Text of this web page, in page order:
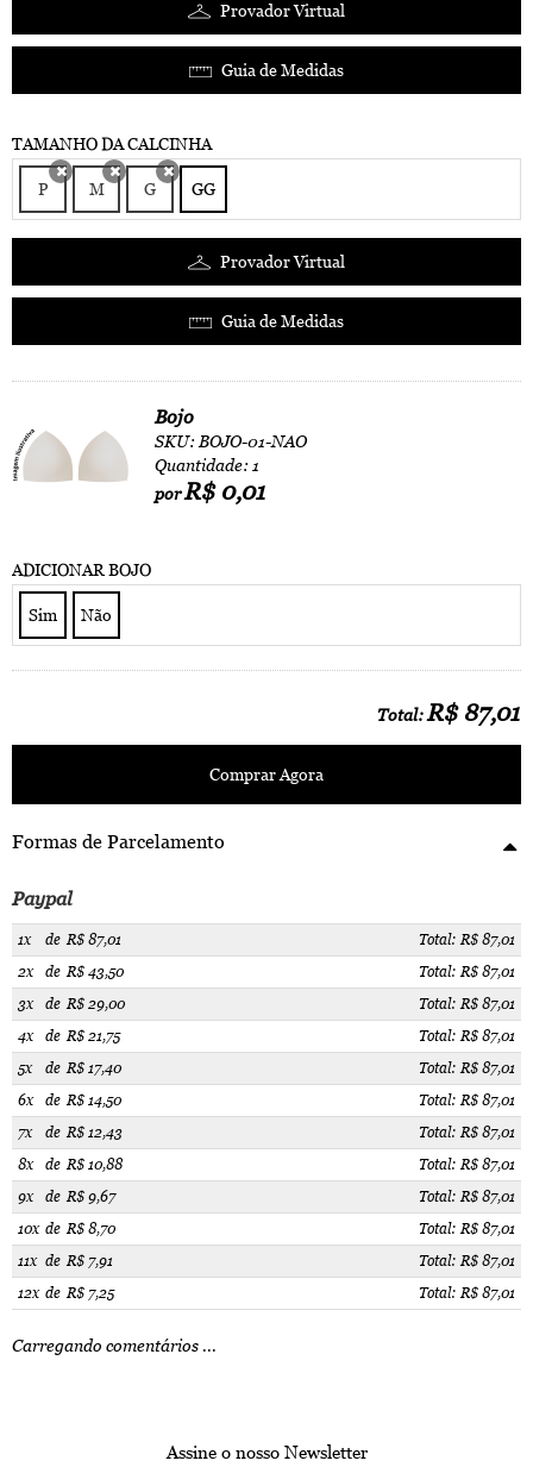
Provador Virtual
Guia de Medidas
TAMANHO DA CALCINHA
P Mx G GG
Provador Virtual
Guia de Medidas
Bojo
SKU: BOJO-01-NAO
Quantidade: 1
porR$ 0,01
ADICIONAR BOJO
Sim Não
Total:R$ 87,01
Comprar Agora
Formas de Parcelamento
Paypal
1x de R$ 87,01
Total: R$ 87,01
2x
de R$ 43,50
Total: R$ 87,01
3x
de R$ 29,00
Total: R$ 87,01
4x
de R$ 21,75
Total: R$ 87,01
5x
de R$ 17,40
Total: R$ 87,01
6x
de R$ 14,50
Total: R$ 87,01
7x
de R$ 12,43
Total: R$ 87,01
8x
de R$ 10,88
Total: R$ 87,01
9x
de R$ 9,67
Total: R$ 87,01
10x de R$ 8,70
Total: R$ 87,01
11x de R$ 7,91
Total: R$ 87,01
12x de R$ 7,25 Total: R$ 87,01
Carregando comentários ...
Assine o nosso Newsletter